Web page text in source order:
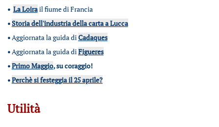
• La Loirail fiume di Francia
•Storia dell'industria della carta a Lucca
•Aggiornata la guida diCadaques
•Aggiornata la guida diFigueres
•Primo Maggio, su coraggio!
•Perchè si festeggia il 25 aprile?
Utilità